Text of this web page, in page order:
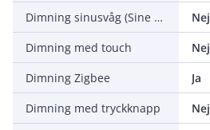
Dimning sinusvåg (Sine Wave Reduction)
Nej
Dimning med touch
Nej
Dimning Zigbee
Ja
Dimning med tryckknapp
Nej